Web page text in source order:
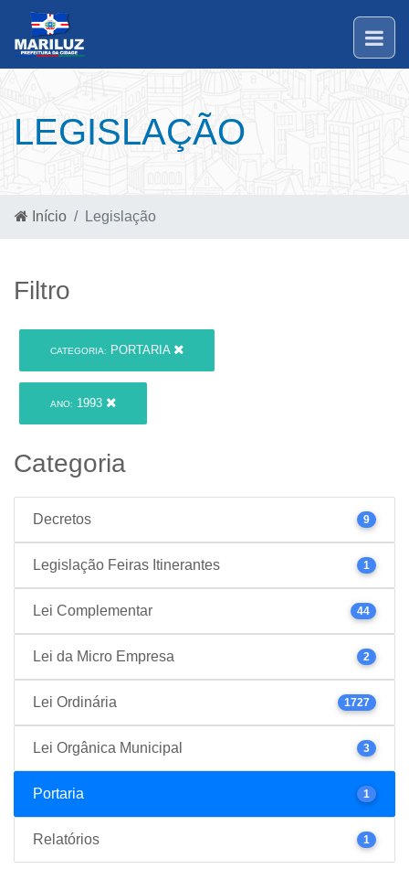
LEGISLAÇÃO
Início Legislação
Filtro
CATEGORIA: PORTARIA
ANO: 1993
Categoria
Decretos 9
Legislação Feiras Itinerantes 1
Lei Complementar 44
Lei da Micro Empresa 2
Lei Ordinária 1727
Lei Orgânica Municipal 3
Portaria 1
Relatórios 1